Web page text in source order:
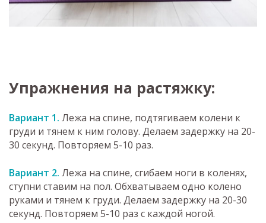
Упражнения на растяжку:
Вариант 1. Лежа на спине, подтягиваем колени к
груди и тянем к ним голову. Делаем задержку на 20-
30 секунд. Повторяем 5-10 раз.
Вариант 2. Лежа на спине, сгибаем ноги в коленях,
ступни ставим на пол. Обхватываем одно колено
руками и тянем к груди. Делаем задержку на 20-30
секунд. Повторяем 5-10 раз с каждой ногой.